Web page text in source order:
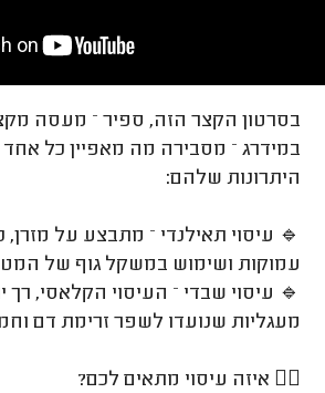
בסרטון הקצר הזה, ספיר – מעסה
במידרג – מסבירה מה מאפיין כל
היתרונות שלהם:
🔹 עיסוי תאילנדי – מתבצע על מזרן,
עמוקות ושימוש במשקל גוף של
🔹 עיסוי שבדי – העיסוי הקלאסי, רך
מעגליות שנועדו לשפר זרימת דם
💆‍♂️ איזה עיסוי מתאים לכם?